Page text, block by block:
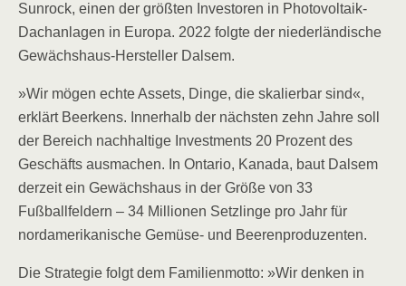
Sunrock, einen der größten Investoren in Photovoltaik-
Dachanlagen in Europa. 2022 folgte der niederländische
Gewächshaus-Hersteller Dalsem.
»Wir mögen echte Assets, Dinge, die skalierbar sind«,
erklärt Beerkens. Innerhalb der nächsten zehn Jahre soll
der Bereich nachhaltige Investments 20 Prozent des
Geschäfts ausmachen. In Ontario, Kanada, baut Dalsem
derzeit ein Gewächshaus in der Größe von 33
Fußballfeldern – 34 Millionen Setzlinge pro Jahr für
nordamerikanische Gemüse- und Beerenproduzenten.
Die Strategie folgt dem Familienmotto: »Wir denken in